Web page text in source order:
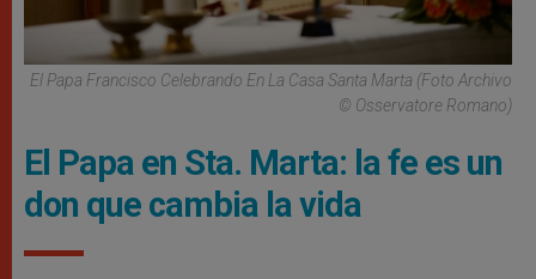
El Papa Francisco Celebrando En La Casa Santa Marta (Foto Archivo
© Osservatore Romano)
El Papa en Sta. Marta: la fe es un
don que cambia la vida